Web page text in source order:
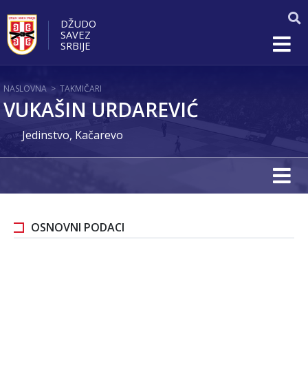
DŽUDO
SAVEZ
SRBIJE
NASLOVNA > TAKMIČARI
VUKAŠIN URDAREVIĆ
Jedinstvo, Kačarevo
OSNOVNI PODACI